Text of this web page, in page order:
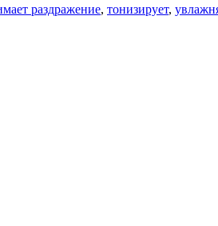
раздражение, тонизирует,